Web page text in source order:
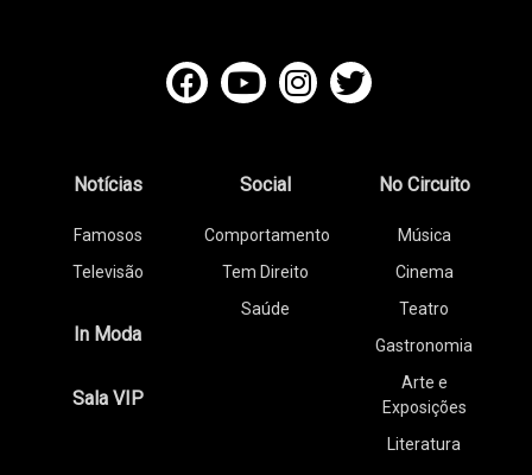
Notícias
Famosos
Televisão
In Moda
Sala VIP
Social
Comportamento
Tem Direito
Saúde
No Circuito
Música
Cinema
Teatro
Gastronomia
Arte e
Exposições
Literatura